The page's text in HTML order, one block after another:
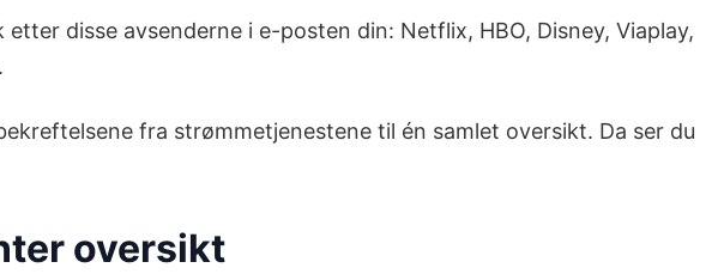
disse avsenderne i e-posten din: Netflix, HBO, Disney, Viaplay,
fra strømmetjenestene til én samlet oversikt. Da ser du
oversikt